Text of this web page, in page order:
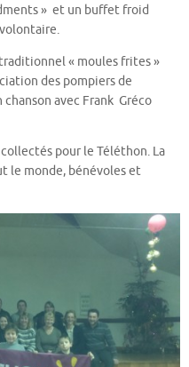
» et un buffet froid
« moules frites »
des pompiers de
avec Frank Gréco
pour le Téléthon. La
le monde, bénévoles et